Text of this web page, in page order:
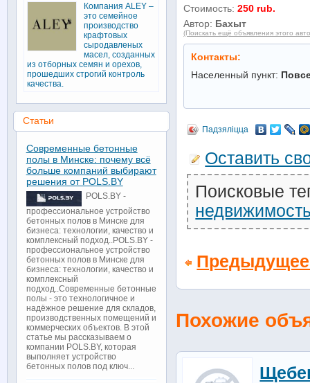
Стоимость:250 rub.
Автор: Бахыт
(Поискать ещё объявления этого
Контакты:
Населенный пункт:
Падзяліцца
Оставить
Поисковые
Похожие
Компания ALEY –
это семейное
производство
крафтовых
сыродавленых
масел, созданных
из отборных семян и орехов,
прошедших строгий контроль
качества.
Статьи
Современные бетонные
полы в Минске: почему всё
больше компаний выбирают
решения от POLS.BY
POLS.BY -
профессиональное устройство
бетонных полов в Минске для
бизнеса: технологии, качество и
комплексный подход..POLS.BY -
профессиональное устройство
бетонных полов в Минске для
бизнеса: технологии, качество и
комплексный
подход..Современные бетонные
полы - это технологичное и
надёжное решение для складов,
производственных помещений и
коммерческих объектов. В этой
статье мы рассказываем о
компании POLS.BY, которая
выполняет устройство
бетонных полов под ключ...